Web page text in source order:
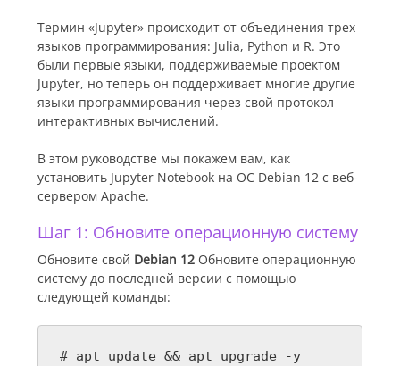
Термин «Jupyter» происходит от объединения трех
языков программирования: Julia, Python и R. Это
были первые языки, поддерживаемые проектом
Jupyter, но теперь он поддерживает многие другие
языки программирования через свой протокол
интерактивных вычислений.
В этом руководстве мы покажем вам, как
установить Jupyter Notebook на ОС Debian 12 с веб-
сервером Apache.
Шаг 1: Обновите операционную систему
Обновите свой Debian 12 Обновите операционную
систему до последней версии с помощью
следующей команды:
# apt update && apt upgrade -y